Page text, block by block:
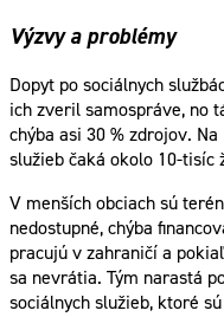
Výzvy a problémy
Dopyt po sociálnych
ich zveril samospráve, no
chýba asi 30 % zdrojov.
služieb čaká okolo 10-tisíc
V menších obciach sú
nedostupné, chýba
pracujú v zahraničí a
sa nevrátia. Tým narastá
sociálnych služieb, ktoré